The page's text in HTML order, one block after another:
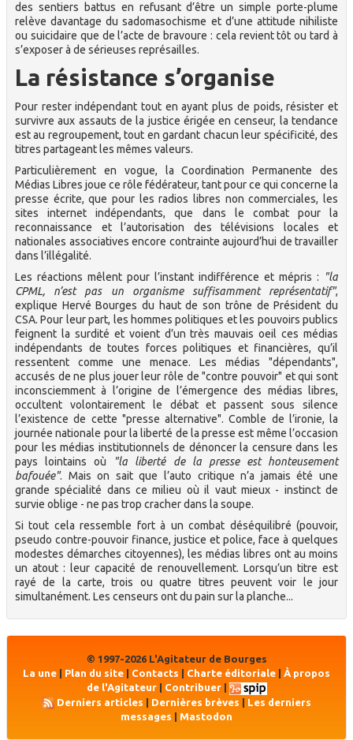
des sentiers battus en refusant d’être un simple porte-plume
relève davantage du sadomasochisme et d’une attitude nihiliste
ou suicidaire que de l’acte de bravoure : cela revient tôt ou tard à
s’exposer à de sérieuses représailles.
La résistance s’organise
Pour rester indépendant tout en ayant plus de poids, résister et
survivre aux assauts de la justice érigée en censeur, la tendance
est au regroupement, tout en gardant chacun leur spécificité, des
titres partageant les mêmes valeurs.
Particulièrement en vogue, la Coordination Permanente des
Médias Libres joue ce rôle fédérateur, tant pour ce qui concerne la
presse écrite, que pour les radios libres non commerciales, les
sites internet indépendants, que dans le combat pour la
reconnaissance et l’autorisation des télévisions locales et
nationales associatives encore contrainte aujourd’hui de travailler
dans l’illégalité.
Les réactions mêlent pour l’instant indifférence et mépris :
"la
CPML, n’est pas un organisme suffisamment représentatif",
explique Hervé Bourges du haut de son trône de Président du
CSA. Pour leur part, les hommes politiques et les pouvoirs publics
feignent la surdité et voient d’un très mauvais oeil ces médias
indépendants de toutes forces politiques et financières, qu’il
ressentent comme une menace. Les médias "dépendants",
accusés de ne plus jouer leur rôle de "contre pouvoir" et qui sont
inconsciemment à l’origine de l’émergence des médias libres,
occultent volontairement le débat et passent sous silence
l’existence de cette "presse alternative". Comble de l’ironie, la
journée nationale pour la liberté de la presse est même l’occasion
pour les médias institutionnels de dénoncer la censure dans les
pays lointains où
"la liberté de la presse est honteusement
bafouée". Mais on sait que l’auto critique n’a jamais été une
grande spécialité dans ce milieu où il vaut mieux - instinct de
survie oblige - ne pas trop cracher dans la soupe.
Si tout cela ressemble fort à un combat déséquilibré (pouvoir,
pseudo contre-pouvoir finance, justice et police, face à quelques
modestes démarches citoyennes), les médias libres ont au moins
un atout : leur capacité de renouvellement. Lorsqu’un titre est
rayé de la carte, trois ou quatre titres peuvent voir le jour
simultanément. Les censeurs ont du pain sur la planche...
© 1997-2026 L'Agitateur de Bourges
La une
Plan du site Contacts Charte éditoriale
À propos
de l'Agitateur| Contribuer|
Derniers articles | Dernières brèves | Les derniers
messages
Mastodon